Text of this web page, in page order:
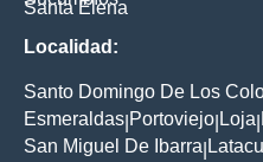
Santa Elena
Localidad:
Santo Domingo De Los
Esmeraldas Portoviejo Loja
San Miguel De Ibarra